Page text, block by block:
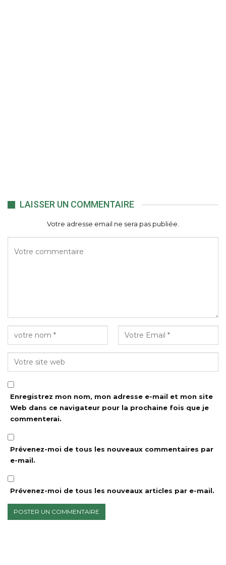
LAISSER UN COMMENTAIRE
Votre adresse email ne sera pas publiée.
Enregistrez mon nom, mon adresse e-mail et mon site
Web dans ce navigateur pour la prochaine fois que je
commenterai.
Prévenez-moi de tous les nouveaux commentaires par
e-mail.
Prévenez-moi de tous les nouveaux articles par e-mail.